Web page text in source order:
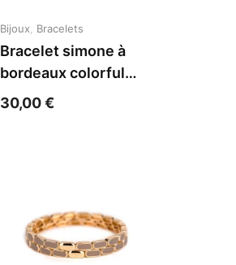
Bijoux, Bracelets
Bracelet simone à
bordeaux colorful
fleur de lin acier
jaune
30,00€